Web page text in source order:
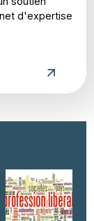
d'expertise